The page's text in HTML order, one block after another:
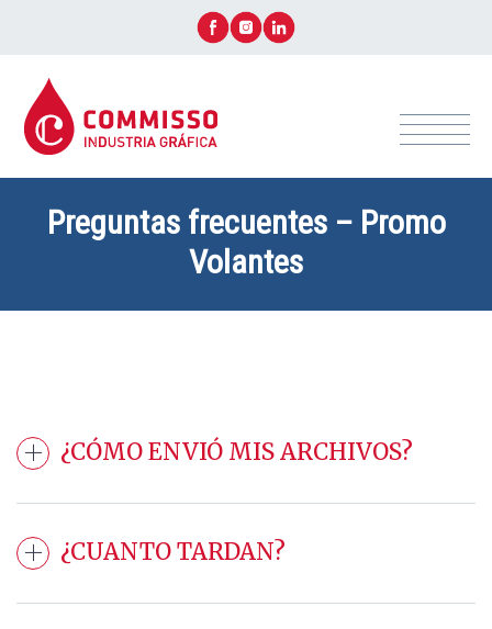
Preguntas frecuentes – Promo
Volantes
¿CÓMO ENVIÓ MIS ARCHIVOS?
¿CUANTO TARDAN?